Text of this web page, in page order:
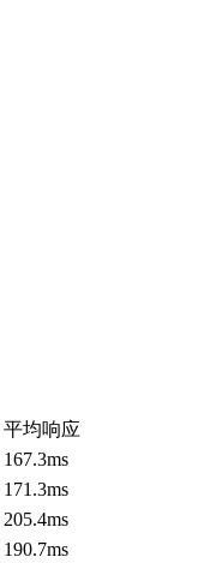
平均响应
167.3ms
171.3ms
205.4ms
190.7ms